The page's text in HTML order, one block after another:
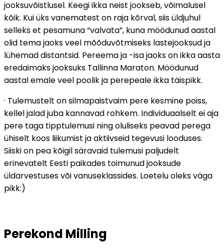
jooksuvõistlusel. Keegi ikka neist jookseb, võimalusel
kõik. Kui üks vanematest on raja kõrval, siis üldjuhul
selleks et pesamuna “valvata”, kuna möödunud aastal
olid tema jaoks veel mõõduvõtmiseks lastejooksud ja
lühemad distantsid. Pereema ja -isa jaoks on ikka aasta
eredaimaks jooksuks Tallinna Maraton. Möödunud
aastal emale veel poolik ja perepeale ikka täispikk.
· Tulemustelt on silmapaistvaim pere kesmine poiss,
kellel jalad juba kannavad rohkem. Individuaalselt ei aja
pere taga tipptulemusi ning oluliseks peavad perega
ühiselt koos liikumist ja aktiivseid tegevusi looduses.
Siiski on pea kõigil säravaid tulemusi paljudelt
erinevatelt Eesti paikades toimunud jooksude
üldarvestuses või vanuseklassides. Loetelu oleks väga
pikk:)
Perekond Milling